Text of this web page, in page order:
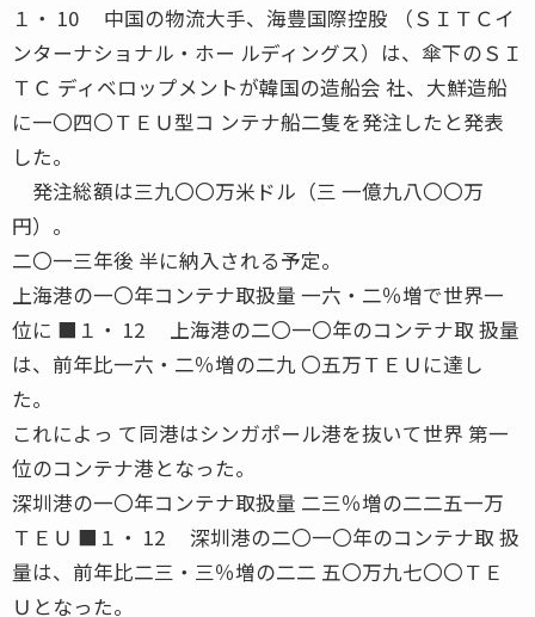
１・ 10 中国の物流大手、海豊国際控股 （ＳＩＴＣイ
ンターナショナル・ホー ルディングス）は、傘下のＳＩ
ＴＣ ディベロップメントが韓国の造船会 社、大鮮造船
に一〇四〇ＴＥＵ型コ ンテナ船二隻を発注したと発表
した。
発注総額は三九〇〇万米ドル（三 一億九八〇〇万
円）。
二〇一三年後 半に納入される予定。
上海港の一〇年コンテナ取扱量 一六・二％増で世界一
位に ■１・ 12 上海港の二〇一〇年のコンテナ取 扱量
は、前年比一六・二％増の二九 〇五万ＴＥＵに達し
た。
これによっ て同港はシンガポール港を抜いて世界 第一
位のコンテナ港となった。
深圳港の一〇年コンテナ取扱量 二三％増の二二五一万
ＴＥＵ ■１・ 12 深圳港の二〇一〇年のコンテナ取 扱
量は、前年比二三・三％増の二二 五〇万九七〇〇ＴＥ
Ｕとなった。